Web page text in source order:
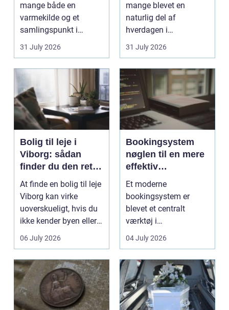
mange både en
varmekilde og et
samlingspunkt i
hjemmet. Flammerne
31 July 2026
mange blevet en
naturlig del af
hverdagen i
København. Byen er
fyldt med dygtige...
31 July 2026
Bolig til leje i
Viborg: sådan
finder du den rette
lejlighed
At finde en bolig til leje
Viborg kan virke
uoverskueligt, hvis du
ikke kender byen eller
det lokale...
06 July 2026
Bookingsystem
nøglen til en mere
effektiv
klinikhverdag
Et moderne
bookingsystem er
blevet et centralt
værktøj i
sundhedssektoren.
Klinikker, praksis og
beh...
04 July 2026